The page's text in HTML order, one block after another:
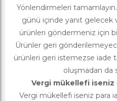
Yönlendirmeleri
günü içinde yanıt gelecek
ürünleri göndermeniz için
Ürünler geri
ürünleri geri istemezse iade
oluşmadan da
Vergi mükellefi iseniz
Vergi mükellefi iseniz para